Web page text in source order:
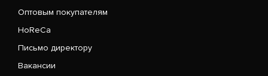
Оптовым покупателям
HoReCa
Письмо директору
Вакансии